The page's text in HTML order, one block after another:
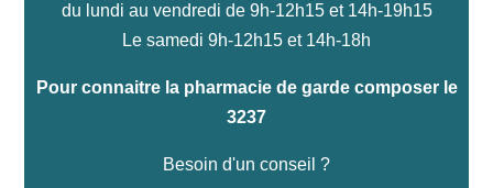
du lundi au vendredi de 9h-12h15 et 14h-19h15
Le samedi 9h-12h15 et 14h-18h
Pour connaitre la pharmacie de garde composer le
3237
Besoin d'un conseil ?